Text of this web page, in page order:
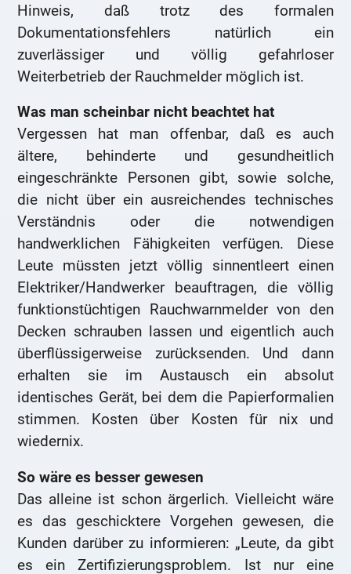
Hinweis, daß trotz des formalen
Dokumentationsfehlers natürlich ein
zuverlässiger und völlig gefahrloser
Weiterbetrieb der Rauchmelder möglich ist.
Was man scheinbar nicht beachtet hat
Vergessen hat man offenbar, daß es auch
ältere, behinderte und gesundheitlich
eingeschränkte Personen gibt, sowie solche,
die nicht über ein ausreichendes technisches
Verständnis oder die notwendigen
handwerklichen Fähigkeiten verfügen. Diese
Leute müssten jetzt völlig sinnentleert einen
Elektriker/Handwerker beauftragen, die völlig
funktionstüchtigen Rauchwarnmelder von den
Decken schrauben lassen und eigentlich auch
überflüssigerweise zurücksenden. Und dann
erhalten sie im Austausch ein absolut
identisches Gerät, bei dem die Papierformalien
stimmen. Kosten über Kosten für nix und
wiedernix.
So wäre es besser gewesen
Das alleine ist schon ärgerlich. Vielleicht wäre
es das geschicktere Vorgehen gewesen, die
Kunden darüber zu informieren: „Leute, da gibt
es ein Zertifizierungsproblem. Ist nur eine